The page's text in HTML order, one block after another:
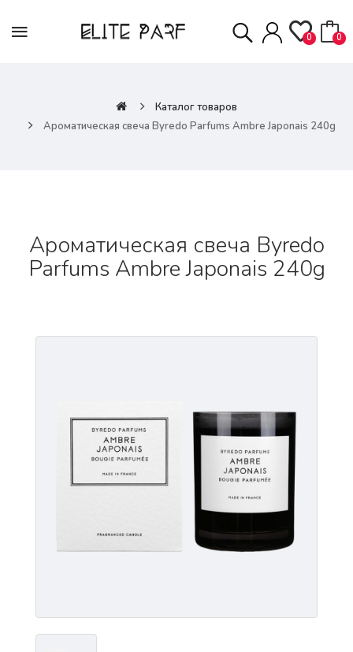
0 0
Каталог товаров
Ароматическая свеча Byredo Parfums Ambre Japonais 240g
Ароматическая свеча Byredo
Parfums Ambre Japonais 240g